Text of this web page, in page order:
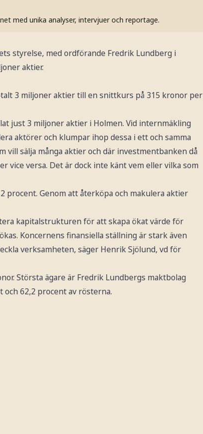
med unika analyser, intervjuer och reportage.
styrelse, med ordförande Fredrik Lundberg i
aktier.
3 miljoner aktier till en snittkurs på 315 kronor per
just 3 miljoner aktier i Holmen. Vid internmäkling
aktörer och klumpar ihop dessa i ett och samma
vill sälja många aktier och där investmentbanken då
vice versa. Det är dock inte känt vem eller vilka som
procent. Genom att återköpa och makulera aktier
kapitalstrukturen för att skapa ökat värde för
Koncernens finansiella ställning är stark även
verksamheten, säger Henrik Sjölund, vd för
Största ägare är Fredrik Lundbergs maktbolag
62,2 procent av rösterna.